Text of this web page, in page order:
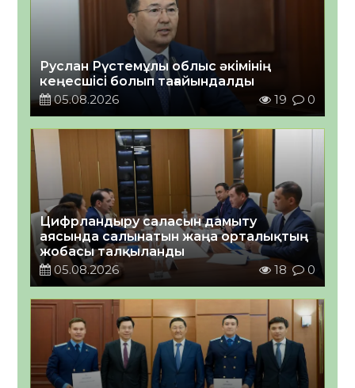
Руслан Рүстемұлы облыс әкімінің
кеңесшісі болып тағайындалды
05.08.2026
19 0
Цифрландыру саласын дамыту
аясында салынатын жаңа орталықтың
жобасы талқыланды
05.08.2026
18 0